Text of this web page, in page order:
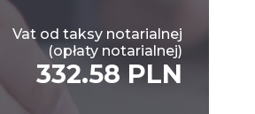
Vat od taksy notarialnej
(opłaty notarialnej)
332.58 PLN